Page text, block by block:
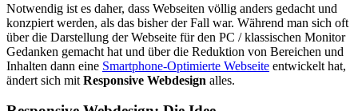
Notwendig ist es daher, dass Webseiten völlig anders gedacht und
konzpiert werden, als das bisher der Fall war. Während man sich oft
über die Darstellung der Webseite für den PC / klassischen Monitor
Gedanken gemacht hat und über die Reduktion von Bereichen und
Inhalten dann eine Smartphone-Optimierte Webseite entwickelt hat,
ändert sich mit Responsive Webdesign alles.